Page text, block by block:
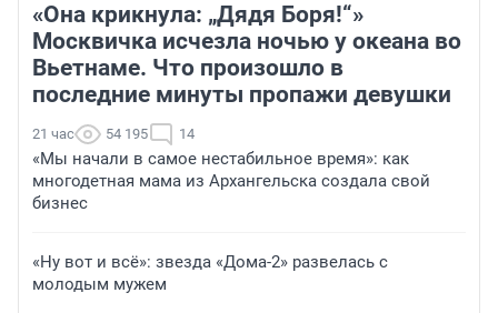
«Она крикнула: „Дядя Боря!“»
Москвичка исчезла ночью у океана во
Вьетнаме. Что произошло в
последние минуты пропажи девушки
21 час 54 195 14
«Мы начали в самое нестабильное время»: как
многодетная мама из Архангельска создала свой
бизнес
«Ну вот и всё»: звезда «Дома-2» развелась с
молодым мужем